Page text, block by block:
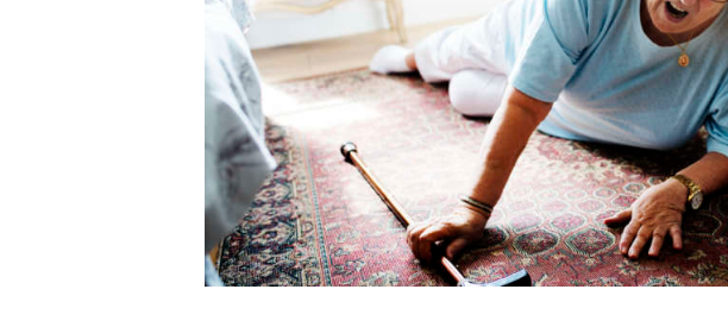
Blog